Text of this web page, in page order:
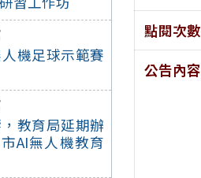
機足球示範賽
教育局延期辦
AI無人機教育
點閱次數
公告內容